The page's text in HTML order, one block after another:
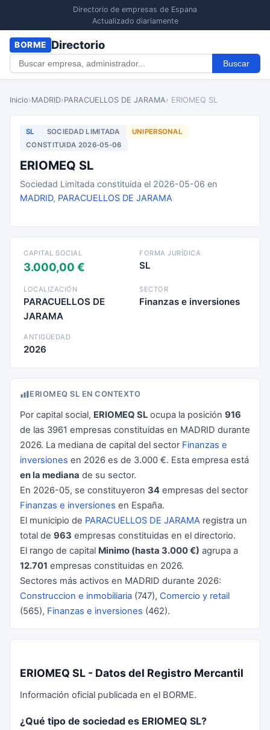
Directorio de empresas de Espana
Actualizado diariamente
BORME Directorio
Buscar
Inicio›MADRID›PARACUELLOS DE JARAMA› ERIOMEQ SL
SL SOCIEDAD LIMITADA
UNIPERSONAL
CONSTITUIDA 2026-05-06
ERIOMEQ SL
Sociedad Limitada constituida el 2026-05-06 en
MADRID, PARACUELLOS DE JARAMA
CAPITAL SOCIAL
3.000,00 €
FORMA JURÍDICA
SL
LOCALIZACIÓN
PARACUELLOS DE
JARAMA
SECTOR
Finanzas e inversiones
ANTIGÜEDAD
2026
ERIOMEQ SL EN CONTEXTO
Por capital social, ERIOMEQ SL ocupa la posición 916
de las 3961 empresas constituidas en MADRID durante
2026. La mediana de capital del sector Finanzas e
inversiones en 2026 es de 3.000 €. Esta empresa está
en la mediana de su sector.
En 2026-05, se constituyeron 34 empresas del sector
Finanzas e inversiones en España.
El municipio de PARACUELLOS DE JARAMA registra un
total de 963 empresas constituidas en el directorio.
El rango de capital Minimo (hasta 3.000 €) agrupa a
12.701 empresas constituidas en 2026.
Sectores más activos en MADRID durante 2026:
Construccion e inmobiliaria (747), Comercio y retail
(565), Finanzas e inversiones (462).
ERIOMEQ SL - Datos del Registro Mercantil
Información oficial publicada en el BORME.
¿Qué tipo de sociedad es ERIOMEQ SL?